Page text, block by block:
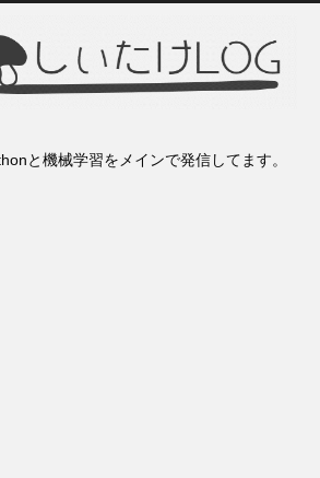
と機械学習をメインで発信してます。